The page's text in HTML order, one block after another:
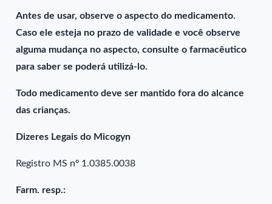
Antes de usar, observe o aspecto do medicamento.
Caso ele esteja no prazo de validade e você observe
alguma mudança no aspecto, consulte o farmacêutico
para saber se poderá utilizá-lo.
Todo medicamento deve ser mantido fora do alcance
das crianças.
Dizeres Legais do Micogyn
Registro MS nº 1.0385.0038
Farm. resp.: